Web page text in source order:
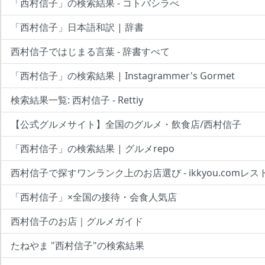
「西村信子」の検索結果 - コトバシラべ
「西村信子」日本語和訳 | 辞書
西村信子ではじまる言葉 - 辞書すべて
「西村信子」の検索結果 | Instagrammer's Gormet
検索結果一覧: 西村信子 - Rettiy
【公式グルメサイト】全国のグルメ・飲食店/西村信子
「西村信子」の検索結果 | グルメrepo
西村信子で探すワンランク上のお店選び - ikkyou.comレス
「西村信子」×全国の接待・会食人気店
西村信子のお店｜グルメガイド
たねやま "西村信子"の検索結果